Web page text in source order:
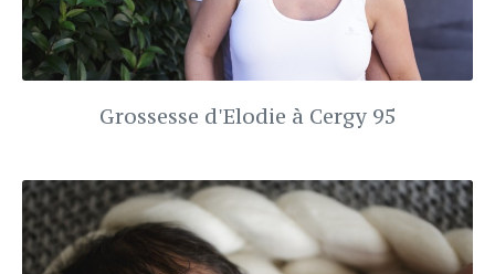
Grossesse d'Elodie à Cergy 95